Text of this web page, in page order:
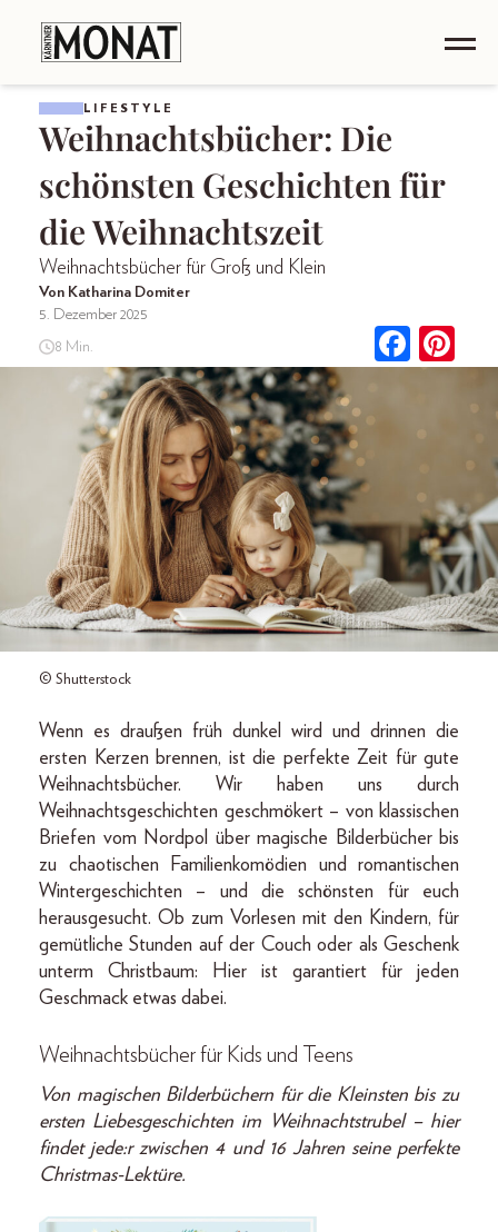
LIFESTYLE
Weihnachtsbücher: Die
schönsten Geschichten für
die Weihnachtszeit
Weihnachtsbücher für Groß und Klein
Von Katharina Domiter
5. Dezember 2025
8 Min.
© Shutterstock
Wenn es draußen früh dunkel wird und drinnen die
ersten Kerzen brennen, ist die perfekte Zeit für gute
Weihnachtsbücher. Wir haben uns durch
Weihnachtsgeschichten geschmökert – von klassischen
Briefen vom Nordpol über magische Bilderbücher bis
zu chaotischen Familienkomödien und romantischen
Wintergeschichten – und die schönsten für euch
herausgesucht. Ob zum Vorlesen mit den Kindern, für
gemütliche Stunden auf der Couch oder als Geschenk
unterm Christbaum: Hier ist garantiert für jeden
Geschmack etwas dabei.
Weihnachtsbücher für Kids und Teens
Von magischen Bilderbüchern für die Kleinsten bis zu
ersten Liebesgeschichten im Weihnachtstrubel – hier
findet jede:r zwischen 4 und 16 Jahren seine perfekte
Christmas-Lektüre.